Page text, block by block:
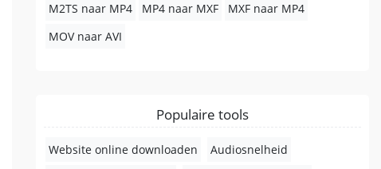
M2TS naar MP4
MP4 naar MXF
MXF naar MP4
MOV naar AVI
Populaire tools
Website online downloaden
Audiosnelheid